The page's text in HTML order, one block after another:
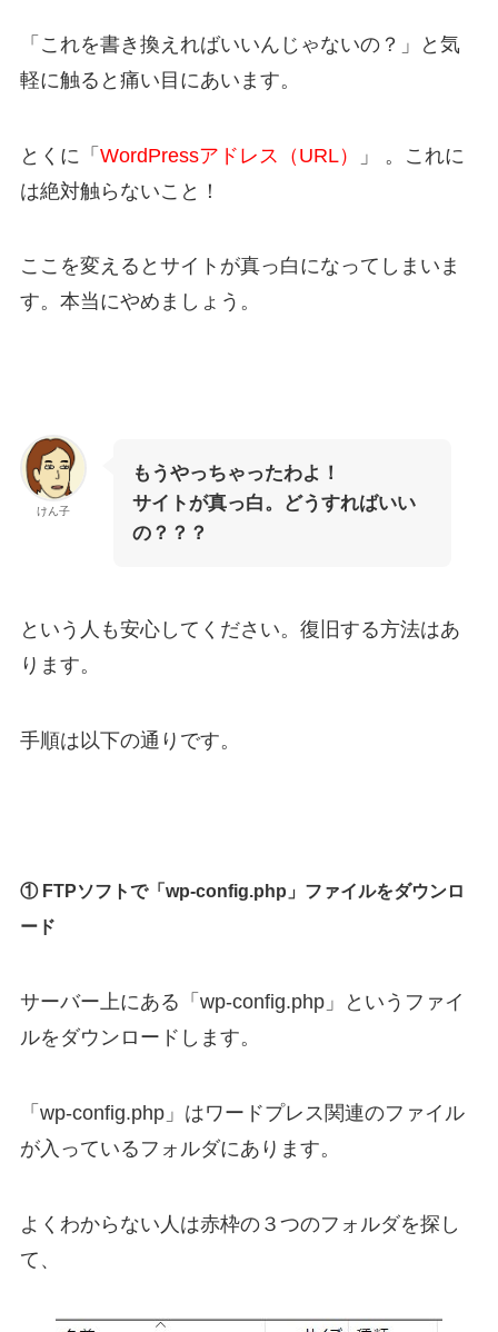
「これを書き換えればいいんじゃないの？」と気
軽に触ると痛い目にあいます。
とくに「 WordPressアドレス（URL）
」 。これに
は絶対触らないこと！
ここを変えるとサイトが真っ白になってしまいま
す。本当にやめましょう。
けん子
もうやっちゃったわよ！
サイトが真っ白。どうすればいい
の？？？
という人も安心してください。復旧する方法はあ
ります。
手順は以下の通りです。
① FTPソフトで「wp-config.php」ファイルをダウンロ
ード
サーバー上にある「wp-config.php」というファイ
ルをダウンロードします。
「wp-config.php」はワードプレス関連のファイル
が入っているフォルダにあります。
よくわからない人は赤枠の３つのフォルダを探し
て、